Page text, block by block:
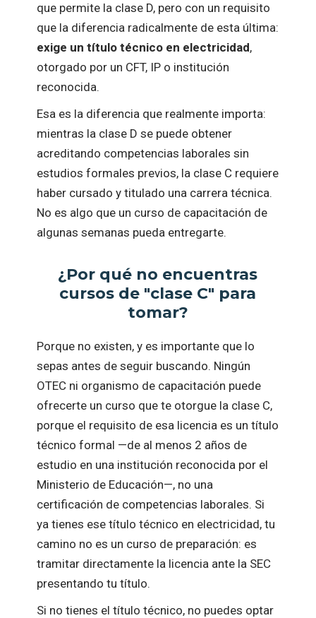
que permite la clase D, pero con un requisito
que la diferencia radicalmente de esta última:
exige un título técnico en electricidad,
otorgado por un CFT, IP o institución
reconocida.
Esa es la diferencia que realmente importa:
mientras la clase D se puede obtener
acreditando competencias laborales sin
estudios formales previos, la clase C requiere
haber cursado y titulado una carrera técnica.
No es algo que un curso de capacitación de
algunas semanas pueda entregarte.
¿Por qué no encuentras
cursos de "clase C" para
tomar?
Porque no existen, y es importante que lo
sepas antes de seguir buscando. Ningún
OTEC ni organismo de capacitación puede
ofrecerte un curso que te otorgue la clase C,
porque el requisito de esa licencia es un título
técnico formal —de al menos 2 años de
estudio en una institución reconocida por el
Ministerio de Educación—, no una
certificación de competencias laborales. Si
ya tienes ese título técnico en electricidad, tu
camino no es un curso de preparación: es
tramitar directamente la licencia ante la SEC
presentando tu título.
Si no tienes el título técnico, no puedes optar